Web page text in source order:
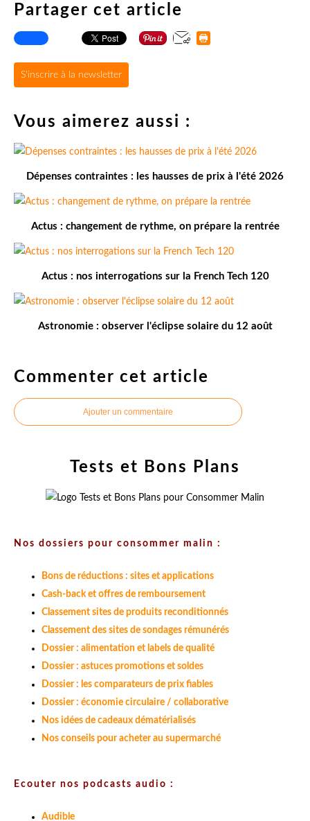
Partager cet article
S'inscrire à la newsletter
Vous aimerez aussi :
Dépenses contraintes : les hausses de prix à l'été 2026
Actus : changement de rythme, on prépare la rentrée
Actus : nos interrogations sur la French Tech 120
Astronomie : observer l'éclipse solaire du 12 août
Commenter cet article
Ajouter un commentaire
Tests et Bons Plans
Nos dossiers pour consommer malin :
Bons de réductions : sites et applications
Cash-back et offres de remboursement
Classement sites de produits reconditionnés
Classement des sites de sondages rémunérés
Dossier : alimentation et labels de qualité
Dossier : astuces promotions et soldes
Dossier : les comparateurs de prix fiables
Dossier : économie circulaire / collaborative
Nos idées de cadeaux dématérialisés
Nos conseils pour acheter au supermarché
Ecouter nos podcasts audio :
Audible